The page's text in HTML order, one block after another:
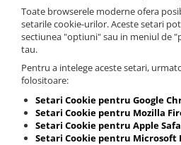
Toate browserele moderne ofera
setarile cookie-urilor. Aceste setari
sectiunea "optiuni" sau in meniul de
tau.
Pentru a intelege aceste setari,
folositoare:
Setari Cookie pentru Google
Setari Cookie pentru Mozilla
Setari Cookie pentru Apple
Setari Cookie pentru